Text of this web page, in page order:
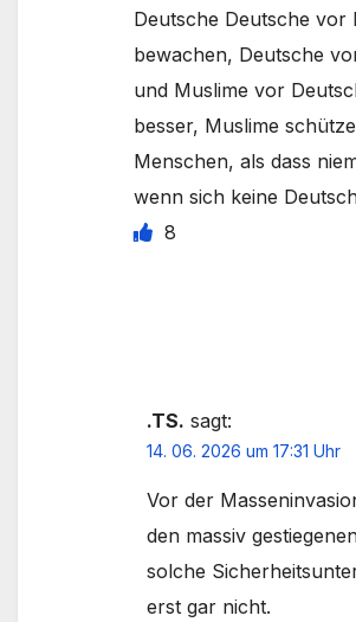
Deutsche Deutsche vor
bewachen, Deutsche
und Muslime vor
besser, Muslime
Menschen, als dass
wenn sich keine
8
.TS. sagt:
14. 06. 2026 um 17:31 Uhr
Vor der
den massiv
solche
erst gar nicht.